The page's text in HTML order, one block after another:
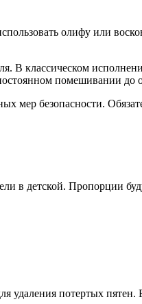
олифу или
В классическом
помешивании до
мер безопасности.
в детской. Пропорции
удаления потертых